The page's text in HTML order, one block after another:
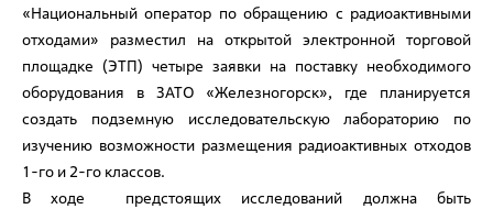
«Национальный оператор по обращению с радиоактивными
отходами» разместил на открытой электронной торговой
площадке (ЭТП) четыре заявки на поставку необходимого
оборудования в ЗАТО «Железногорск», где планируется
создать подземную исследовательскую лабораторию по
изучению возможности размещения радиоактивных отходов
1-го и 2-го классов.
В ходе предстоящих исследований должна быть